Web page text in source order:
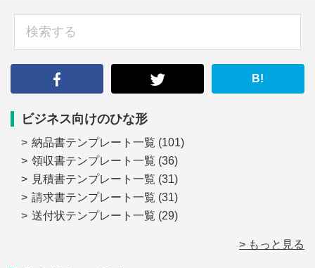
B!
ビジネス向けのひな形
納品書テンプレート一覧 (101)
領収書テンプレート一覧 (36)
見積書テンプレート一覧 (31)
請求書テンプレート一覧 (31)
送付状テンプレート一覧 (29)
> もっと見る